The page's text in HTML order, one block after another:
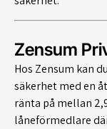
Zensum
Hos Zensum kan
säkerhet med en
ränta på mellan
låneförmedlare